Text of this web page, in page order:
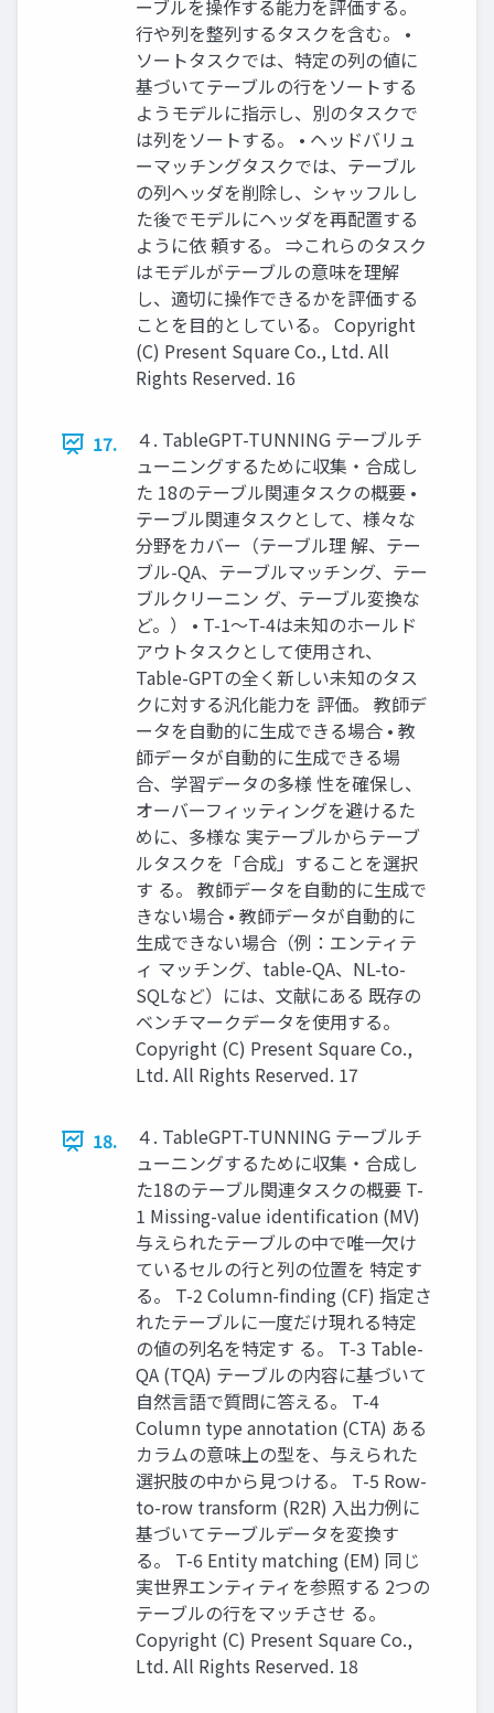
ーブルを操作する能力を評価する。
行や列を整列するタスクを含む。 •
ソートタスクでは、特定の列の値に
基づいてテーブルの行をソートする
ようモデルに指示し、別のタスクで
は列をソートする。 • ヘッドバリュ
ーマッチングタスクでは、テーブル
の列ヘッダを削除し、シャッフルし
た後でモデルにヘッダを再配置する
ように依 頼する。 ⇒これらのタスク
はモデルがテーブルの意味を理解
し、適切に操作できるかを評価する
ことを目的としている。 Copyright
(C) Present Square Co., Ltd. All
Rights Reserved. 16
17.
４. TableGPT-TUNNING テーブルチ
ューニングするために収集・合成し
た 18のテーブル関連タスクの概要 •
テーブル関連タスクとして、様々な
分野をカバー（テーブル理 解、テー
ブル-QA、テーブルマッチング、テー
ブルクリーニン グ、テーブル変換な
ど。） • T-1〜T-4は未知のホールド
アウトタスクとして使用され、
Table-GPTの全く新しい未知のタス
クに対する汎化能力を 評価。 教師デ
ータを自動的に生成できる場合 • 教
師データが自動的に生成できる場
合、学習データの多様 性を確保し、
オーバーフィッティングを避けるた
めに、多様な 実テーブルからテーブ
ルタスクを「合成」することを選択
す る。 教師データを自動的に生成で
きない場合 • 教師データが自動的に
生成できない場合（例：エンティテ
ィ マッチング、table-QA、NL-to-
SQLなど）には、文献にある 既存の
ベンチマークデータを使用する。
Copyright (C) Present Square Co.,
Ltd. All Rights Reserved. 17
18.
４. TableGPT-TUNNING テーブルチ
ューニングするために収集・合成し
た18のテーブル関連タスクの概要 T-
1 Missing-value identification (MV)
与えられたテーブルの中で唯一欠け
ているセルの行と列の位置を 特定す
る。 T-2 Column-finding (CF) 指定さ
れたテーブルに一度だけ現れる特定
の値の列名を特定す る。 T-3 Table-
QA (TQA) テーブルの内容に基づいて
自然言語で質問に答える。 T-4
Column type annotation (CTA) ある
カラムの意味上の型を、与えられた
選択肢の中から見つける。 T-5 Row-
to-row transform (R2R) 入出力例に
基づいてテーブルデータを変換す
る。 T-6 Entity matching (EM) 同じ
実世界エンティティを参照する 2つの
テーブルの行をマッチさせ る。
Copyright (C) Present Square Co.,
Ltd. All Rights Reserved. 18